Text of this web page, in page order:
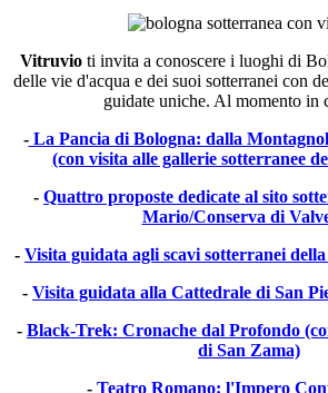
Vitruvioti invita a conoscere i luoghi di
delle vie d'acqua e dei suoi sotterranei con
guidate uniche. Al momento in
-La Pancia di Bologna: dalla
(con visita alle gallerie sotterranee
- Quattro proposte dedicate al sito
Mario/Conserva di
- Visita guidata agli scavi sotterranei
- Visita guidata alla Cattedrale di San
- Black-Trek: Cronache dal Profondo
di San Zama)
- Teatro Romano: l'Impero